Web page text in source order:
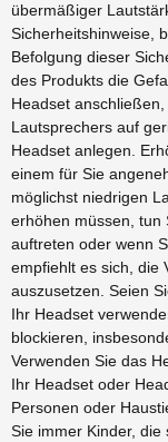
übermäßiger
Sicherheitshinweise,
Befolgung dieser
des Produkts die
Headset
Lautsprechers auf
Headset anlegen.
einem für Sie
möglichst niedrigen
erhöhen müssen, tun
auftreten oder wenn
empfiehlt es sich, die
auszusetzen. Seien
Ihr Headset
blockieren,
Verwenden Sie das
Ihr Headset oder
Personen oder
Sie immer Kinder,